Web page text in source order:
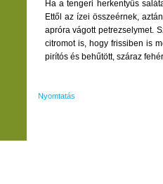
Ha a tengeri herkentyűs
Ettől az ízei összeérnek,
apróra vágott petrezselymet.
citromot is, hogy frissiben is
pirítós és behűtött, száraz
Nyomtatás